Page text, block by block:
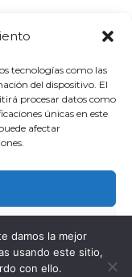
tecnologías como las
del dispositivo. El
procesar datos como
únicas en este
afectar
de
del Rosario, Las
damos la mejor
usando este sitio,
con ello.